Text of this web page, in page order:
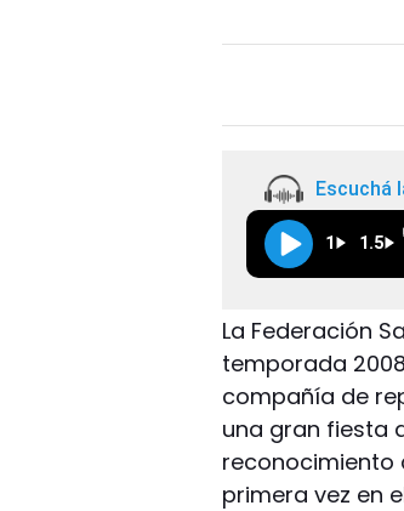
Escuchá
1 1.5
La Federación
temporada
compañía de
una gran fiesta
reconocimiento
primera vez en